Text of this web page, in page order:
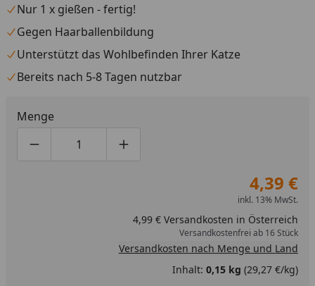
Nur 1 x gießen - fertig!
Gegen Haarballenbildung
Unterstützt das Wohlbefinden Ihrer Katze
Bereits nach 5-8 Tagen nutzbar
Menge
Produktmenge um eins verringern
Produktmenge manuell eingeben
Produktmenge um eins erhöhen
4,39 €
inkl. 13% MwSt.
4,99 € Versandkosten in Österreich
Versandkostenfrei ab 16 Stück
Versandkosten nach Menge und Land
Inhalt: 0,15 kg (29,27 €/kg)